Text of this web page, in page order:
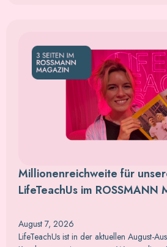
Millionenreichweite für
LifeTeachUs im ROSSMANN
August 7, 2026
LifeTeachUs ist in der aktuellen August-